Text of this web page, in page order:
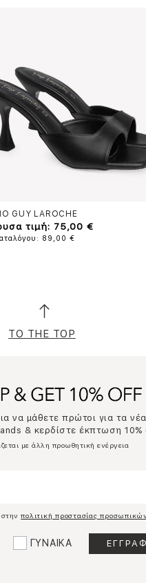
GUY LAROCHE
τιμή: 75,00 €
89,00 €
TO THE TOP
να μάθετε πρώτοι για τα νέα
& κερδίστε έκπτωση
με άλλη προωθητική ενέργεια
στηνπολιτική προστασίας
ΓΥΝΑΙΚΑ